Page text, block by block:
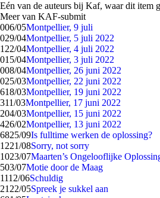
Eén van de auteurs bij Kaf, waar dit item
Meer van KAF-submit
006/05Montpellier, 9 juli
029/04Montpellier, 5 juli 2022
1 22/04Montpellier, 4 juli 2022
015/04Montpellier, 3 juli 2022
008/04Montpellier, 26 juni 2022
025/03Montpellier, 22 juni 2022
618/03Montpellier, 19 juni 2022
311/03Montpellier, 17 juni 2022
204/03Montpellier, 15 juni 2022
426/02Montpellier, 13 juni 2022
6825/09Is fulltime werken de oplossing?
1221/08Sorry, not sorry
1023/07Maarten’s Ongelooflijke
503/07Motie door de Maag
1112/06Schuldig
21 22/05Spreek je sukkel aan